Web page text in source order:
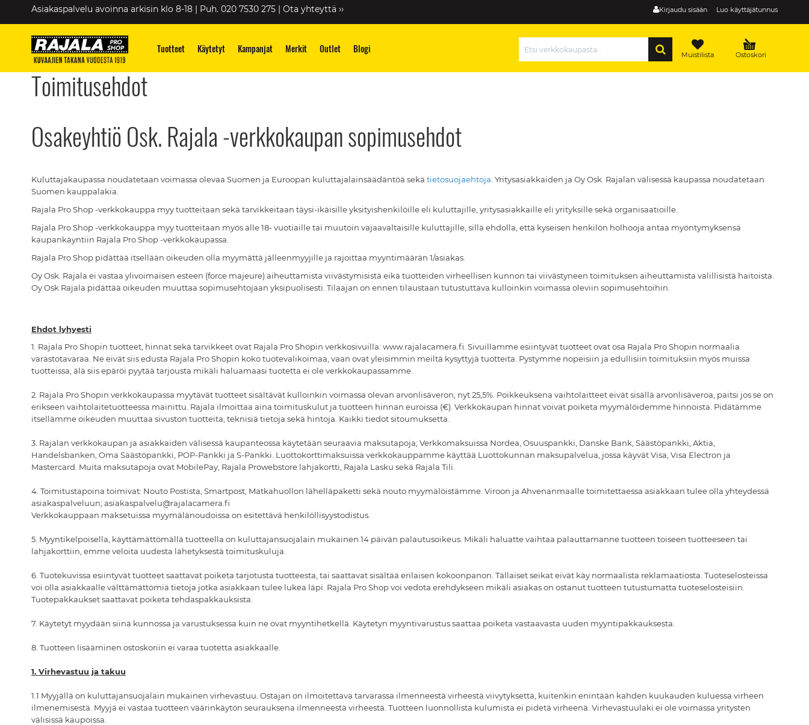
Skip
Kirjaudu sisään Luo käyttäjätunnus
Asiakaspalvelu avoinna arkisin klo 8-18 | Puh. 020 7530 275 | Ota yhteyttä ››
Tuotteet Käytetyt Kampanjat Merkit Outlet Blogi Ostoskori
Muistilista
Hae
Toimitusehdot
Osakeyhtiö Osk. Rajala -verkkokaupan sopimusehdot
Kuluttajakaupassa noudatetaan voimassa olevaa Suomen ja Euroopan kuluttajalainsäädäntöä sekä tietosuojaehtoja . Yritysasiakkaiden ja Oy Osk. Rajalan välisessä kaupassa noudatetaan
Suomen kauppalakia.
Rajala Pro Shop -verkkokauppa myy tuotteitaan sekä tarvikkeitaan täysi-ikäisille yksityishenkilöille eli kuluttajille, yritysasiakkaille eli yrityksille sekä organisaatioille.
Rajala Pro Shop -verkkokauppa myy tuotteitaan myös alle 18- vuotiaille tai muutoin vajaavaltaisille kuluttajille, sillä ehdolla, että kyseisen henkilön holhooja antaa myöntymyksensä
kaupankäyntiin Rajala Pro Shop -verkkokaupassa.
Rajala Pro Shop pidättää itsellään oikeuden olla myymättä jälleenmyyjille ja rajoittaa myyntimäärän 1/asiakas.
Oy Osk. Rajala ei vastaa ylivoimaisen esteen (force majeure) aiheuttamista viivästymisistä eikä tuotteiden virheellisen kunnon tai viivästyneen toimituksen aiheuttamista välillisistä haitoista.
Oy Osk Rajala pidättää oikeuden muuttaa sopimusehtojaan yksipuolisesti. Tilaajan on ennen tilaustaan tutustuttava kulloinkin voimassa oleviin sopimusehtoihin.
Ehdot lyhyesti
1. Rajala Pro Shopin tuotteet, hinnat sekä tarvikkeet ovat Rajala Pro Shopin verkkosivuilla: www.rajalacamera.fi. Sivuillamme esiintyvät tuotteet ovat osa Rajala Pro Shopin normaalia
varastotavaraa. Ne eivät siis edusta Rajala Pro Shopin koko tuotevalikoimaa, vaan ovat yleisimmin meiltä kysyttyjä tuotteita. Pystymme nopeisiin ja edullisiin toimituksiin myös muissa
tuotteissa, älä siis epäröi pyytää tarjousta mikäli haluamaasi tuotetta ei ole verkkokaupassamme.
2. Rajala Pro Shopin verkkokaupassa myytävät tuotteet sisältävät kulloinkin voimassa olevan arvonlisäveron, nyt 25,5%. Poikkeuksena vaihtolaitteet eivät sisällä arvonlisäveroa, paitsi jos se on
erikseen vaihtolaitetuotteessa mainittu. Rajala ilmoittaa aina toimituskulut ja tuotteen hinnan euroissa (€). Verkkokaupan hinnat voivat poiketa myymälöidemme hinnoista. Pidätämme
itsellämme oikeuden muuttaa sivuston tuotteita, teknisiä tietoja sekä hintoja. Kaikki tiedot sitoumuksetta.
3. Rajalan verkkokaupan ja asiakkaiden välisessä kaupanteossa käytetään seuraavia maksutapoja; Verkkomaksuissa Nordea, Osuuspankki, Danske Bank, Säästöpankki, Aktia,
Handelsbanken, Oma Säästöpankki, POP-Pankki ja S-Pankki. Luottokorttimaksuissa verkkokauppamme käyttää Luottokunnan maksupalvelua, jossa käyvät Visa, Visa Electron ja
Mastercard. Muita maksutapoja ovat MobilePay, Rajala Prowebstore lahjakortti, Rajala Lasku sekä Rajala Tili.
4. Toimitustapoina toimivat: Nouto Postista, Smartpost, Matkahuollon lähelläpaketti sekä nouto myymälöistämme. Viroon ja Ahvenanmaalle toimitettaessa asiakkaan tulee olla yhteydessä
asiakaspalveluun; asiakaspalvelu@rajalacamera.fi
Verkkokauppaan maksetuissa myymälänoudoissa on esitettävä henkilöllisyystodistus.
5. Myyntikelpoisella, käyttämättömällä tuotteella on kuluttajansuojalain mukainen 14 päivän palautusoikeus. Mikäli haluatte vaihtaa palauttamanne tuotteen toiseen tuotteeseen tai
lahjakorttiin, emme veloita uudesta lähetyksestä toimituskuluja.
6. Tuotekuvissa esiintyvät tuotteet saattavat poiketa tarjotusta tuotteesta, tai saattavat sisältää erilaisen kokoonpanon. Tällaiset seikat eivät käy normaalista reklamaatiosta. Tuoteselosteissa
voi olla asiakkaalle välttämättömiä tietoja jotka asiakkaan tulee lukea läpi. Rajala Pro Shop voi vedota erehdykseen mikäli asiakas on ostanut tuotteen tutustumatta tuoteselosteisiin.
Tuotepakkaukset saattavat poiketa tehdaspakkauksista.
7. Käytetyt myydään siinä kunnossa ja varustuksessa kuin ne ovat myyntihetkellä. Käytetyn myyntivarustus saattaa poiketa vastaavasta uuden myyntipakkauksesta.
8. Tuotteen lisääminen ostoskoriin ei varaa tuotetta asiakkaalle.
1. Virhevastuu ja takuu
1.1 Myyjällä on kuluttajansuojalain mukainen virhevastuu. Ostajan on ilmoitettava tarvarassa ilmenneestä virheestä viivytyksettä, kuitenkin enintään kahden kuukauden kuluessa virheen
ilmenemisestä. Myyjä ei vastaa tuotteen väärinkäytön seurauksena ilmenneestä virheestä. Tuotteen luonnollista kulumista ei pidetä virheenä. Virhevastuulaki ei ole voimassa yritysten
välisissä kaupoissa.